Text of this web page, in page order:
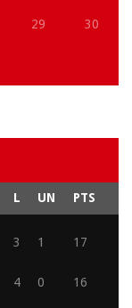
29 30
L UN PTS
3 1 17
4 0 16